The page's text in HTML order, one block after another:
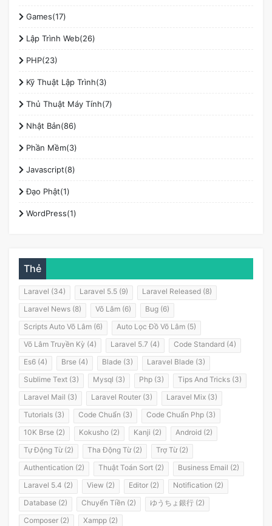
Games(17)
Lập Trình Web(26)
PHP(23)
Kỹ Thuật Lập Trình(3)
Thủ Thuật Máy Tính(7)
Nhật Bản(86)
Phần Mềm(3)
Javascript(8)
Đạo Phật(1)
WordPress(1)
Thẻ
Laravel (34) Laravel 5.5 (9)
Laravel Released (8)
Laravel News (8)
Võ Lâm (6)
Bug (6)
Scripts Auto Võ Lâm (6)
Auto Lọc Đồ Võ Lâm (5)
Võ Lâm Truyền Kỳ (4)
Laravel 5.7 (4)
Code Standard (4)
Es6 (4)
Brse (4) Blade (3)
Laravel Blade (3)
Sublime Text (3)
Mysql (3) Php (3)
Tips And Tricks (3)
Laravel Mail (3)
Laravel Router (3)
Laravel Mix (3)
Tutorials (3)
Code Chuẩn (3)
Code Chuẩn Php (3)
10K Brse (2)
Kokusho (2) Kanji (2)
Android (2)
Tự Động Từ (2)
Tha Động Từ (2)
Trợ Từ (2)
Authentication (2)
Thuật Toán Sort (2)
Business Email (2)
Laravel 5.4 (2)
View (2) Editor (2)
Notification (2)
Database (2)
Chuyển Tiền (2)
ゆうちょ銀行 (2)
Composer (2)
Xampp (2)